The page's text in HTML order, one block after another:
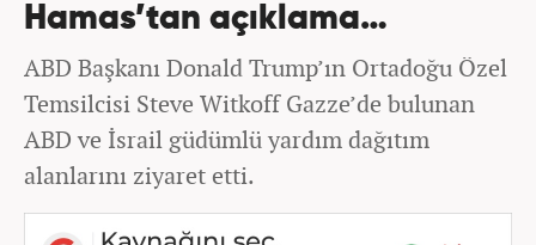
Hamas’tan açıklama…
ABD Başkanı Donald Trump’ın Ortadoğu Özel
Temsilcisi Steve Witkoff Gazze’de bulunan
ABD ve İsrail güdümlü yardım dağıtım
alanlarını ziyaret etti.